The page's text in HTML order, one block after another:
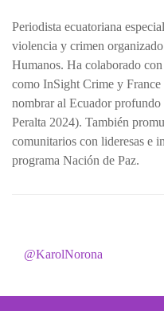
Periodista ecuatoriana
violencia y crimen
Humanos. Ha colaborado
como InSight Crime y France
nombrar al Ecuador
Peralta 2024). También
comunitarios con lideresas e
programa Nación de Paz.
@KarolNorona